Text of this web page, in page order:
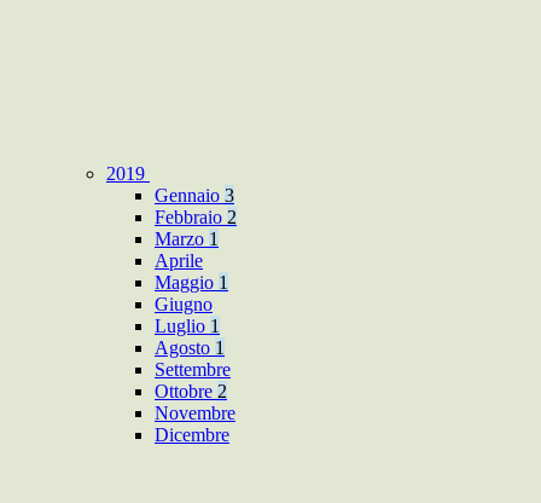
2019
Gennaio 3
Febbraio 2
Marzo 1
Aprile
Maggio 1
Giugno
Luglio 1
Agosto 1
Settembre
Ottobre 2
Novembre
Dicembre